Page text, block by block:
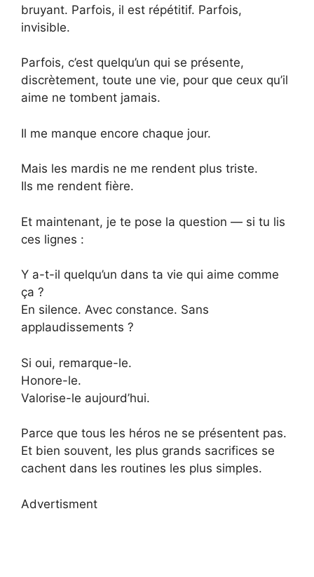
bruyant. Parfois, il est répétitif. Parfois,
invisible.
Parfois, c’est quelqu’un qui se présente,
discrètement, toute une vie, pour que ceux qu’il
aime ne tombent jamais.
Il me manque encore chaque jour.
Mais les mardis ne me rendent plus triste.
Ils me rendent fière.
Et maintenant, je te pose la question — si tu lis
ces lignes :
Y a-t-il quelqu’un dans ta vie qui aime comme
ça ?
En silence. Avec constance. Sans
applaudissements ?
Si oui, remarque-le.
Honore-le.
Valorise-le aujourd’hui.
Parce que tous les héros ne se présentent pas.
Et bien souvent, les plus grands sacrifices se
cachent dans les routines les plus simples.
Advertisment